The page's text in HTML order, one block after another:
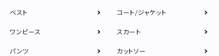
ベスト コート/ジャケット
ワンピース スカート
パンツ カットソー